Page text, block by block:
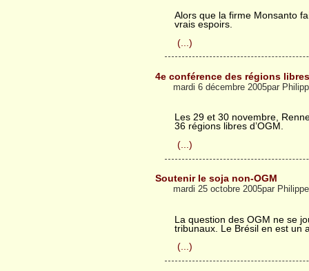
Alors que la firme Monsanto
vrais espoirs.
(...)
4e conférence des régions libres
mardi 6 décembre 2005par
Les 29 et 30 novembre,
36 régions libres d’OGM.
(...)
Soutenir le soja non-OGM
mardi 25 octobre 2005par
La question des OGM ne se
tribunaux. Le Brésil en est un
(...)